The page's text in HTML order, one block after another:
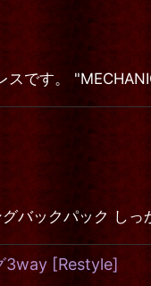
です。
バックパック しっ
3way [Restyle]